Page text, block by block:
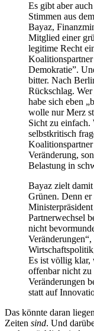
Es gibt aber
Stimmen aus
Bayaz,
Mitglied einer
legitime Recht
Koalitionspartner
Demokratie”.
bitter. Nach
Rückschlag.
habe sich eben
wolle nur Merz
Sicht zu einfach.
selbstkritisch
Veränderung,
Belastung in
Bayaz zielt
Grünen. Denn
Partnerwechsel
nicht
Es ist völlig klar,
offenbar nicht zu
Veränderungen
statt auf
Das könnte daran
Zeiten sind. Und